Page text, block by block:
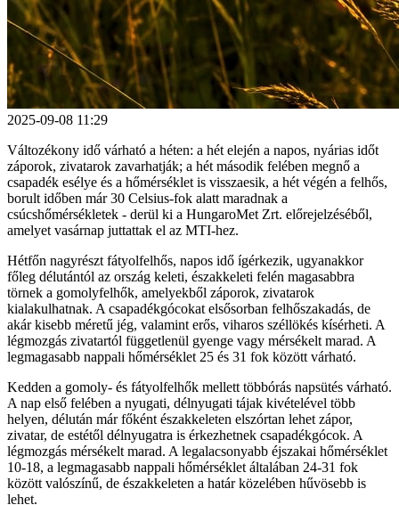
2025-09-08 11:29
Változékony idő várható a héten: a hét elején a napos, nyárias időt
záporok, zivatarok zavarhatják; a hét második felében megnő a
csapadék esélye és a hőmérséklet is visszaesik, a hét végén a felhős,
borult időben már 30 Celsius-fok alatt maradnak a
csúcshőmérsékletek - derül ki a HungaroMet Zrt. előrejelzéséből,
amelyet vasárnap juttattak el az MTI-hez.
Hétfőn nagyrészt fátyolfelhős, napos idő ígérkezik, ugyanakkor
főleg délutántól az ország keleti, északkeleti felén magasabbra
törnek a gomolyfelhők, amelyekből záporok, zivatarok
kialakulhatnak. A csapadékgócokat elsősorban felhőszakadás, de
akár kisebb méretű jég, valamint erős, viharos széllökés kísérheti. A
légmozgás zivatartól függetlenül gyenge vagy mérsékelt marad. A
legmagasabb nappali hőmérséklet 25 és 31 fok között várható.
Kedden a gomoly- és fátyolfelhők mellett többórás napsütés várható.
A nap első felében a nyugati, délnyugati tájak kivételével több
helyen, délután már főként északkeleten elszórtan lehet zápor,
zivatar, de estétől délnyugatra is érkezhetnek csapadékgócok. A
légmozgás mérsékelt marad. A legalacsonyabb éjszakai hőmérséklet
10-18, a legmagasabb nappali hőmérséklet általában 24-31 fok
között valószínű, de északkeleten a határ közelében hűvösebb is
lehet.